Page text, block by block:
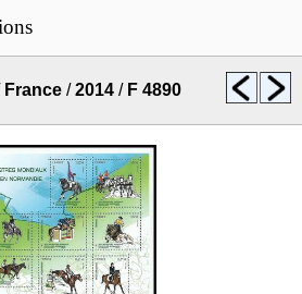
France /2014 / F 4890